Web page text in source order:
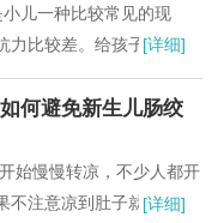
儿一种比较常见的现
比较差。给孩子的健康
何预防做...
[详细]
何避免新生儿肠绞
始慢慢转凉，不少人都开
注意凉到肚子就容易腹
[详细]